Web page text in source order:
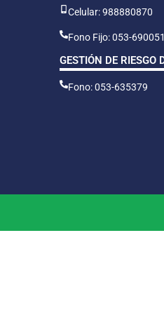
Celular: 988880870
Fono Fijo: 053-690051
GESTIÓN DE RIESGO
Fono: 053-635379